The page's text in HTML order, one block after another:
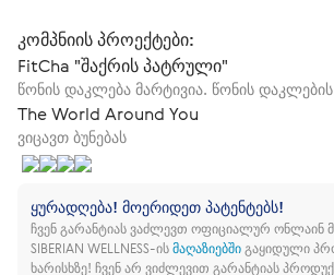
კომპნიის პროექტები:
FitCha "შაქრის პატრული"
წონის დაკლება მარტივია. წონის
The World Around You
ვიცავთ ბუნებას
ყურადღება! მოერიდეთ პატენტებს!
ჩვენ გარანტიას ვაძლევთ ოფიციალურ ონლაინ
SIBERIAN WELLNESS-ისმაღაზიებშიგაყიდული
ხარისხზე! ჩვენ არ ვიძლევით გარანტიას